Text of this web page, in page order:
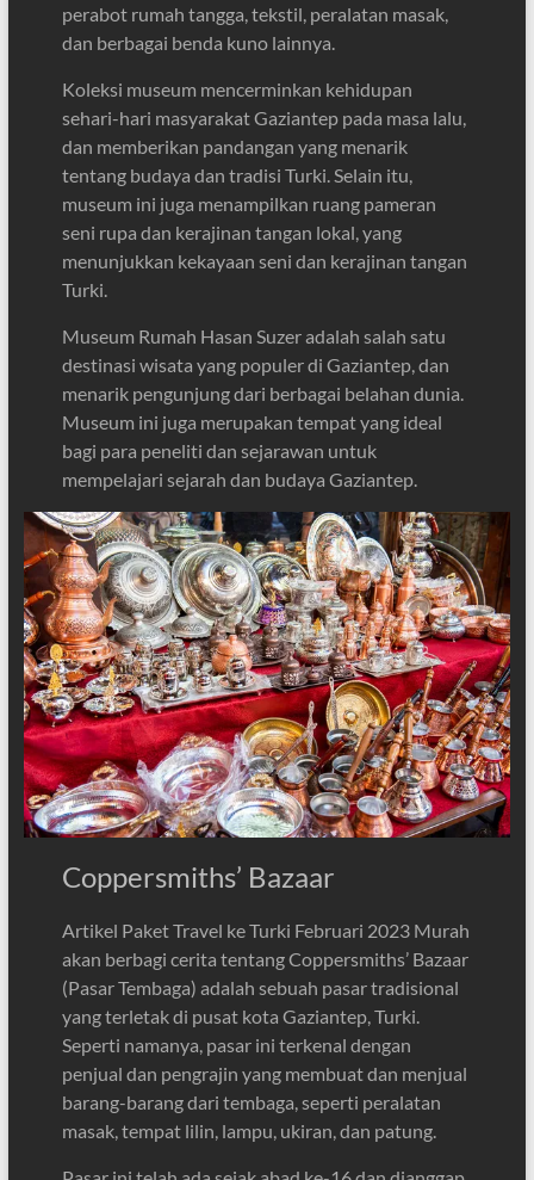
perabot rumah tangga, tekstil, peralatan masak,
dan berbagai benda kuno lainnya.
Koleksi museum mencerminkan kehidupan
sehari-hari masyarakat Gaziantep pada masa lalu,
dan memberikan pandangan yang menarik
tentang budaya dan tradisi Turki. Selain itu,
museum ini juga menampilkan ruang pameran
seni rupa dan kerajinan tangan lokal, yang
menunjukkan kekayaan seni dan kerajinan tangan
Turki.
Museum Rumah Hasan Suzer adalah salah satu
destinasi wisata yang populer di Gaziantep, dan
menarik pengunjung dari berbagai belahan dunia.
Museum ini juga merupakan tempat yang ideal
bagi para peneliti dan sejarawan untuk
mempelajari sejarah dan budaya Gaziantep.
Coppersmiths’ Bazaar
Artikel Paket Travel ke Turki Februari 2023 Murah
akan berbagi cerita tentang Coppersmiths’ Bazaar
(Pasar Tembaga) adalah sebuah pasar tradisional
yang terletak di pusat kota Gaziantep, Turki.
Seperti namanya, pasar ini terkenal dengan
penjual dan pengrajin yang membuat dan menjual
barang-barang dari tembaga, seperti peralatan
masak, tempat lilin, lampu, ukiran, dan patung.